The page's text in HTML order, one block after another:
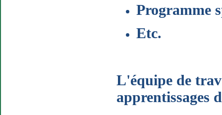
Programme
Etc.
L'équipe de
apprentissages